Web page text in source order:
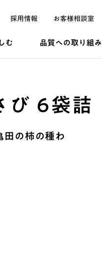
む 品質への取り組み
採用情報 お客様相談室
び 6袋詰
田の柿の種わ